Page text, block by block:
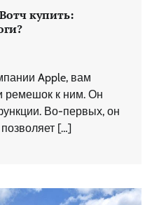
купить:
Apple, вам
ремешок к ним. Он
Во-первых, он
[…]